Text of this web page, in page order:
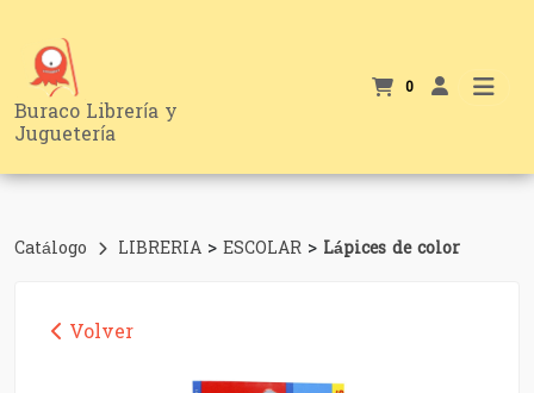
Buraco Librería y
Juguetería
0
Catálogo LIBRERIA > ESCOLAR > Lápices de color
Volver